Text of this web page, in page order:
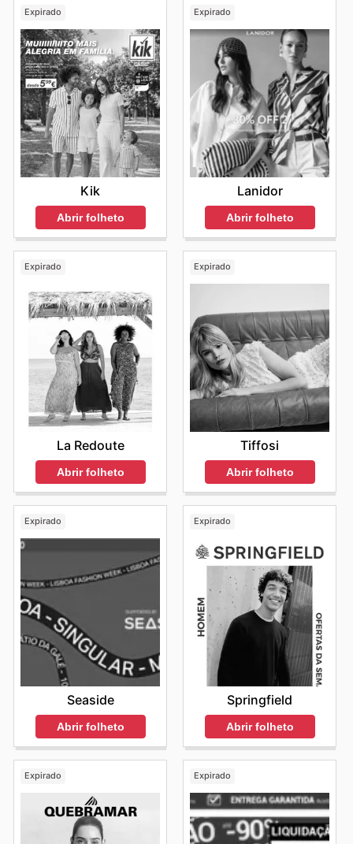
Expirado
Kik
Abrir folheto
Expirado
Lanidor
Abrir folheto
Expirado
La Redoute
Abrir folheto
Expirado
Tiffosi
Abrir folheto
Expirado
Seaside
Abrir folheto
Expirado
Springfield
Abrir folheto
Expirado Expirado